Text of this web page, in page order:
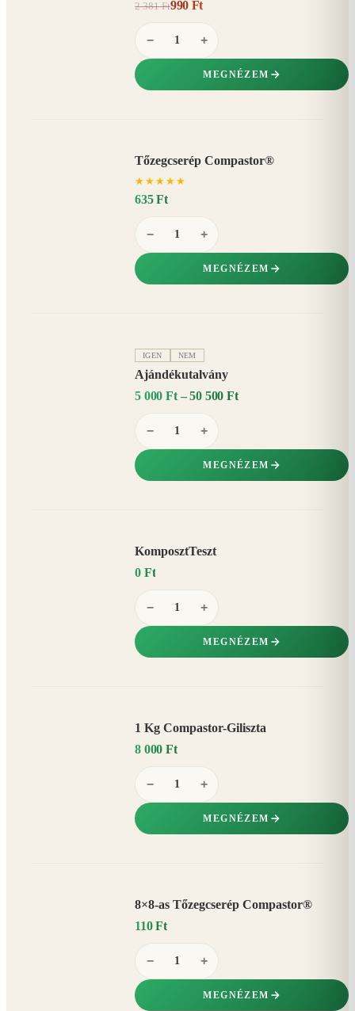
2 381 Ft990 Ft
− +
MEGNÉZEM
Tőzegcserép Compastor®
★ ★ ★ ★ ★
635 Ft
− +
MEGNÉZEM
IGEN NEM
Ajándékutalvány
5 000 Ft – 50 500 Ft
− +
MEGNÉZEM
KomposztTeszt
0 Ft
− +
MEGNÉZEM
1 Kg Compastor-Giliszta
8 000 Ft
− +
MEGNÉZEM
8×8-as Tőzegcserép Compastor®
110 Ft
− +
MEGNÉZEM